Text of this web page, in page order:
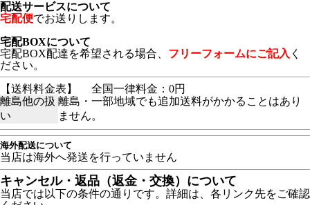
配送サービスについて
宅配便でお送りします。
宅配BOXについて
宅配BOX配達を希望される場合、 フリーフォームにご記入 く
ださい。
【送料料金表】
全国一律料金：0円
離島他の扱
い
離島・一部地域でも追加送料がかかることはあり
ません。
海外配送について
当店は海外へ発送を行っていません
キャンセル・返品（返金・交換）について
当店では以下の条件の通りです。詳細は、各リンク先をご確認